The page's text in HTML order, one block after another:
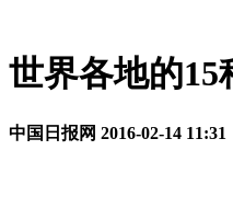
世界各地的
中国日报网 2016-02-14 11:31